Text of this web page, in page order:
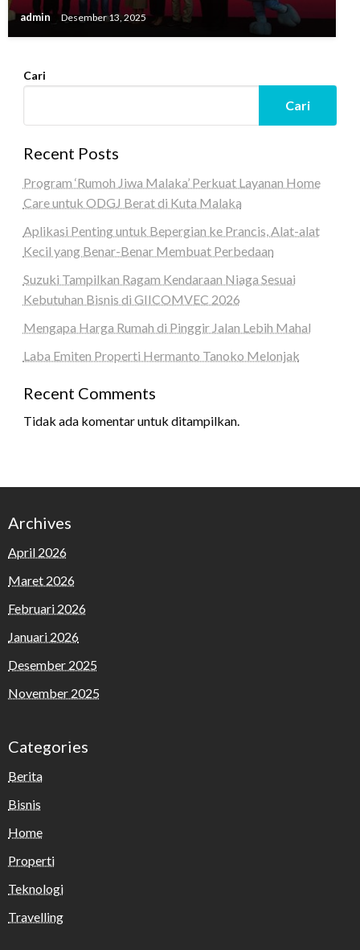
admin Desember 13, 2025
Cari
Cari
Recent Posts
Program ‘Rumoh Jiwa Malaka’ Perkuat Layanan Home
Care untuk ODGJ Berat di Kuta Malaka
Aplikasi Penting untuk Bepergian ke Prancis, Alat-alat
Kecil yang Benar-Benar Membuat Perbedaan
Suzuki Tampilkan Ragam Kendaraan Niaga Sesuai
Kebutuhan Bisnis di GIICOMVEC 2026
Mengapa Harga Rumah di Pinggir Jalan Lebih Mahal
Laba Emiten Properti Hermanto Tanoko Melonjak
Recent Comments
Tidak ada komentar untuk ditampilkan.
Archives
April 2026
Maret 2026
Februari 2026
Januari 2026
Desember 2025
November 2025
Categories
Berita
Bisnis
Home
Properti
Teknologi
Travelling